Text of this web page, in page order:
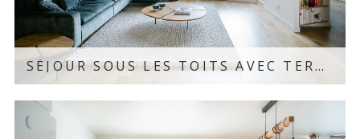
SÉJOUR SOUS LES TOITS AVEC TERRASSE – COLOMBES, 92